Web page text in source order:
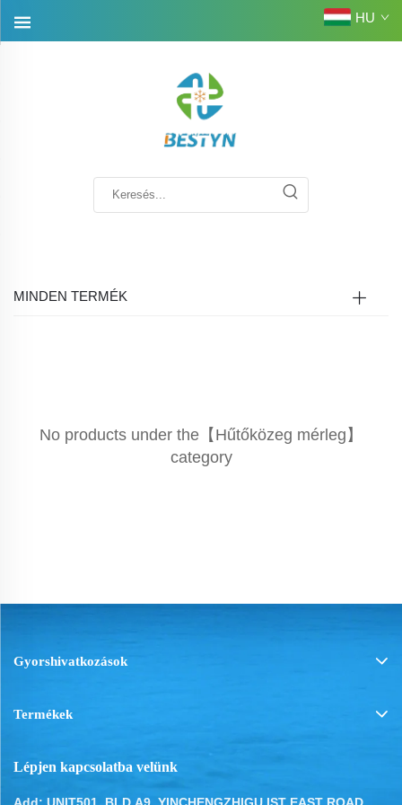
HU
MINDEN TERMÉK
No products under the【Hűtőközeg mérleg】
category
Gyorshivatkozások
Termékek
Lépjen kapcsolatba velünk